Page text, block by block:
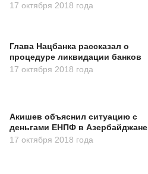
17 октября 2018 года
Глава Нацбанка рассказал о
процедуре ликвидации банков
17 октября 2018 года
Акишев объяснил ситуацию с
деньгами ЕНПФ в Азербайджане
17 октября 2018 года